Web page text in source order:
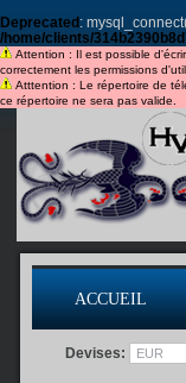
Deprecated :
/home/clients/
Attention : Il est possible
correctement les permissions
Atttention : Le répertoire de
ce répertoire ne sera pas valide.
ACCUEIL
Devises: